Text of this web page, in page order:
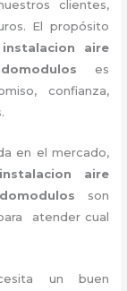
clientes,
El propósito
instalacion aire
es
confianza,
en el mercado,
instalacion aire
son
atender cual
un buen